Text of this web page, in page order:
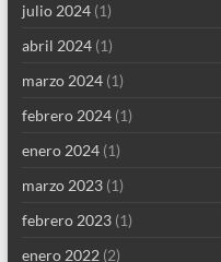
julio 2024(1)
abril 2024(1)
marzo 2024(1)
febrero 2024(1)
enero 2024(1)
marzo 2023(1)
febrero 2023(1)
enero 2022(2)